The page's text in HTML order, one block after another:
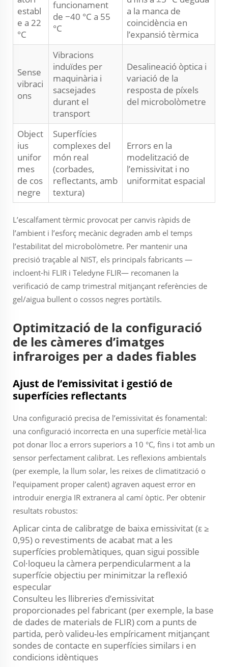
establ
e a 22
°C
funcionament
de −40 °C a 55
°C
a la manca de
coincidència en
l’expansió tèrmica
Sense
vibraci
ons
Vibracions
induïdes per
maquinària i
sacsejades
durant el
transport
Desalineació òptica i
variació de la
resposta de píxels
del microbolòmetre
Object
ius
unifor
mes
de cos
negre
Superfícies
complexes del
món real
(corbades,
reflectants, amb
textura)
Errors en la
modelització de
l’emissivitat i no
uniformitat espacial
L’escalfament tèrmic provocat per canvis ràpids de
l’ambient i l’esforç mecànic degraden amb el temps
l’estabilitat del microbolòmetre. Per mantenir una
precisió traçable al NIST, els principals fabricants —
incloent-hi FLIR i Teledyne FLIR— recomanen la
verificació de camp trimestral mitjançant referències de
gel/aigua bullent o cossos negres portàtils.
Optimització de la configuració
de les càmeres d’imatges
infraroiges per a dades fiables
Ajust de l’emissivitat i gestió de
superfícies reflectants
Una configuració precisa de l’emissivitat és fonamental:
una configuració incorrecta en una superfície metàl·lica
pot donar lloc a errors superiors a 10 °C, fins i tot amb un
sensor perfectament calibrat. Les reflexions ambientals
(per exemple, la llum solar, les reixes de climatització o
l’equipament proper calent) agraven aquest error en
introduir energia IR extranera al camí òptic. Per obtenir
resultats robustos:
Aplicar cinta de calibratge de baixa emissivitat (ε ≥
0,95) o revestiments de acabat mat a les
superfícies problemàtiques, quan sigui possible
Col·loqueu la càmera perpendicularment a la
superfície objectiu per minimitzar la reflexió
especular
Consulteu les llibreries d’emissivitat
proporcionades pel fabricant (per exemple, la base
de dades de materials de FLIR) com a punts de
partida, però valideu-les empíricament mitjançant
sondes de contacte en superfícies similars i en
condicions idèntiques